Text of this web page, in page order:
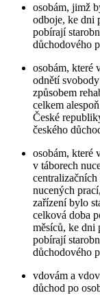
osobám, jimž
odboje, ke dni
pobírají
důchodového
osobám, které
odnětí
způsobem
celkem
České
českého
osobám, které
v táborech
centralizačních
nucených
zařízení bylo
celková doba
měsíců, ke dni
pobírají
důchodového
vdovám a
důchod po